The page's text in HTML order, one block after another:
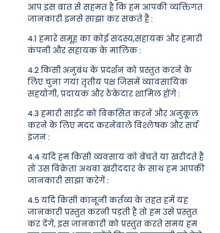
आप इस बात से सहमत है कि हम आपकी व्यक्तिगत
जानकारी इनसे साझा कर सकते हैं :
4.1 हमारे समूह का कोई सदस्य,सहायक और हमारी
कंपनी और सहायक के मालिक :
4.2 किसी अनुबंध के प्रदर्शन को प्रस्तुत करने के
लिए चुना गया तृतीय पक्ष जिसमें व्यावसायिक
सहयोगी, प्रदायक और ठेकेदार शामिल होंगे :
4.3 हमारी साईट को विकसित करने और अनुकूल
करने के लिए मदद करनेवाले विश्लेषक और सर्च
इंजन :
4.4 यदि हम किसी व्यवसाय को बेंचते या खरीदते हैं
तो उस विक्रेता अथवा खरीददार के साथ हम आपकी
जानकारी साझा करेगें :
4.5 यदि किसी कानूनी कर्तव्य के तहत हमें यह
जानकारी प्रस्तुत करनी पड़ती है तो हम उसे प्रस्तुत
कर देंगे, इस जानकारी को प्रस्तुत करते समय हम